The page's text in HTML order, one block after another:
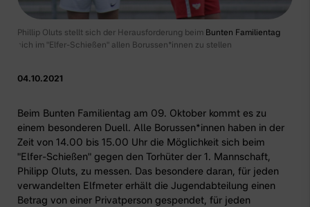
Phillip Oluts stellt sich der Herausforderung beim Bunten Familientag
sich im "Elfer-Schießen" allen Borussen*innen zu stellen
04.10.2021
Beim Bunten Familientag am 09. Oktober kommt es zu
einem besonderen Duell. Alle Borussen*innen haben in der
Zeit von 14.00 bis 15.00 Uhr die Möglichkeit sich beim
"Elfer-Schießen" gegen den Torhüter der 1. Mannschaft,
Philipp Oluts, zu messen. Das besondere daran, für jeden
verwandelten Elfmeter erhält die Jugendabteilung einen
Betrag von einer Privatperson gespendet, für jeden